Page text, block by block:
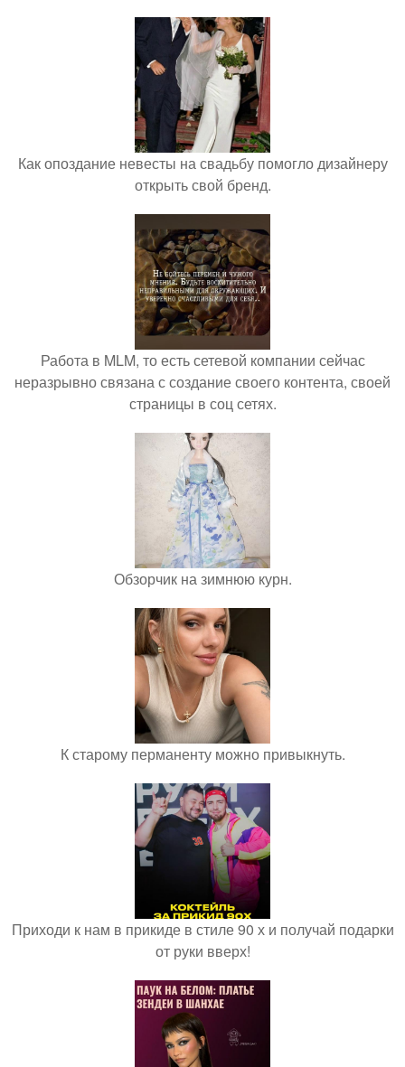
Как опоздание невесты на свадьбу помогло дизайнеру
открыть свой бренд.
Работа в MLM, то есть сетевой компании сейчас
неразрывно связана с создание своего контента, своей
страницы в соц сетях.
Обзорчик на зимнюю курн.
К старому перманенту можно привыкнуть.
Приходи к нам в прикиде в стиле 90 х и получай подарки
от руки вверх!